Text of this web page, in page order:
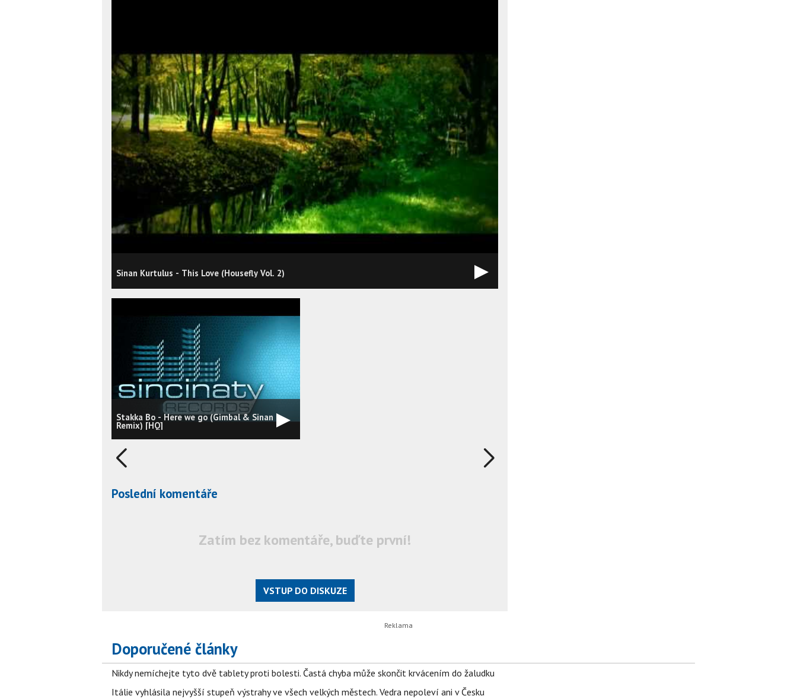
Sinan Kurtulus - This Love (Housefly Vol. 2)
Stakka Bo - Here we go (Gimbal & Sinan
Remix) [HQ]
Poslední komentáře
Zatím bez komentáře, buďte první!
VSTUP DO DISKUZE
Doporučené články
Nikdy nemíchejte tyto dvě tablety proti bolesti. Častá chyba může skončit krvácením do žaludku
Itálie vyhlásila nejvyšší stupeň výstrahy ve všech velkých městech. Vedra nepoleví ani v Česku